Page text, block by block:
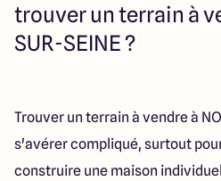
trouver un terrain à
SUR-SEINE ?
Trouver un terrain à vendre à
s'avérer compliqué, surtout
construire une maison